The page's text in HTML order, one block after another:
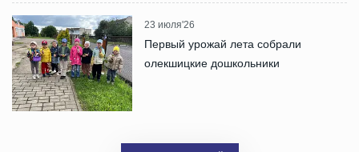
23 июля'26
Первый урожай лета собрали
олекшицкие дошкольники